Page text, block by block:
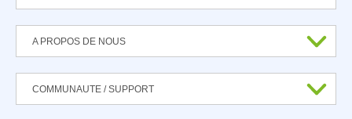
A PROPOS DE NOUS
COMMUNAUTE / SUPPORT